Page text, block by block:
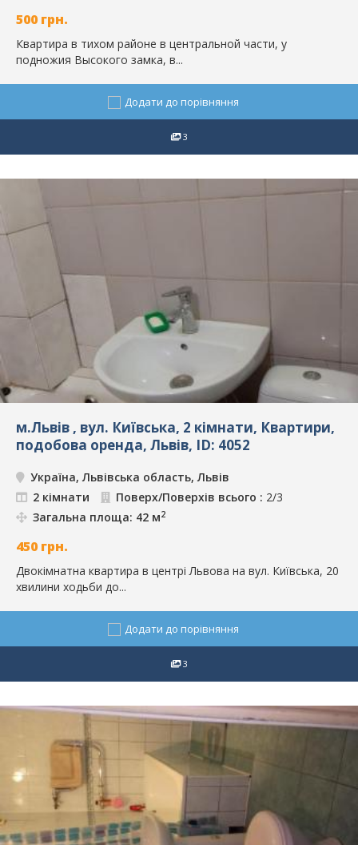
500 грн.
Квартира в тихом районе в центральной части, у
подножия Высокого замка, в...
Додати до порівняння
3
м.Львів , вул. Київська, 2 кімнати, Квартири,
подобова оренда, Львів, ID: 4052
Україна, Львівська область, Львів
2 кімнати
Поверх/Поверхів всього : 2/3
Загальна площа: 42 м2
450 грн.
Двокімнатна квартира в центрі Львова на вул. Київська, 20
хвилини ходьби до...
Додати до порівняння
3